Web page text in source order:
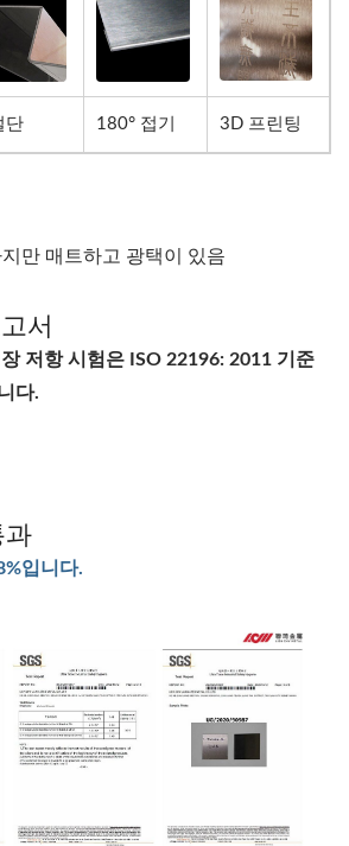
단 180° 접기 3D 프린팅
만 매트하고 광택이 있음
서
저항 시험은 ISO 22196: 2011 기준
다.
입니다.